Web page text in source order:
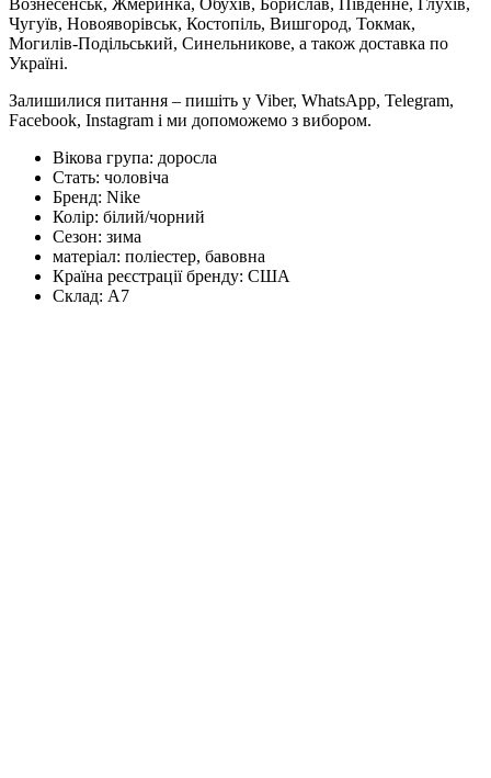
Вознесенськ, Жмеринка, Обухів, Борислав, Південне, Глухів,
Чугуїв, Новояворівськ, Костопіль, Вишгород, Токмак,
Могилів-Подільський, Синельникове, а також доставка по
Україні.
Залишилися питання – пишіть у Viber, WhatsApp, Telegram,
Facebook, Instagram і ми допоможемо з вибором.
Вікова група: доросла
Стать: чоловіча
Бренд: Nike
Колір: білий/чорний
Сезон: зима
матеріал: поліестер, бавовна
Країна реєстрації бренду: США
Склад: А7